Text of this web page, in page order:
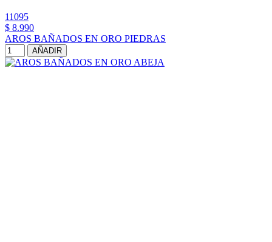
11095
$ 8.990
AROS BAÑADOS EN ORO PIEDRAS
AÑADIR